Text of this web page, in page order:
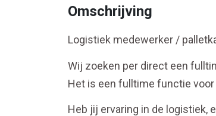
Omschrijving
Logistiek medewerker /
Wij zoeken per direct een
Het is een fulltime functie voor
Heb jij ervaring in de logistiek,